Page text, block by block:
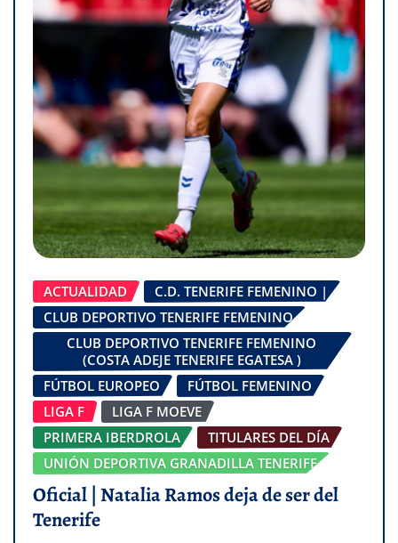
ACTUALIDAD
C.D. TENERIFE FEMENINO |
CLUB DEPORTIVO TENERIFE FEMENINO
CLUB DEPORTIVO TENERIFE FEMENINO
(COSTA ADEJE TENERIFE EGATESA )
FÚTBOL EUROPEO
FÚTBOL FEMENINO
LIGA F
LIGA F MOEVE
PRIMERA IBERDROLA
TITULARES DEL DÍA
UNIÓN DEPORTIVA GRANADILLA TENERIFE
Oficial | Natalia Ramos deja de ser del
Tenerife